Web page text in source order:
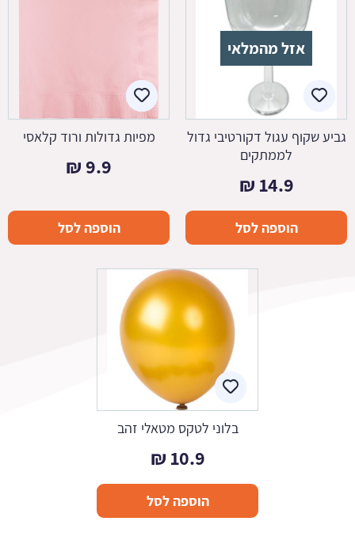
אזל מהמלאי
גביע שקוף עגול דקורטיבי גדול
לממתקים
14.9
₪
הוספה לסל
מפיות גדולות ורוד קלאסי
9.9
₪
הוספה לסל
בלוני לטקס מטאלי זהב
10.9
₪
הוספה לסל